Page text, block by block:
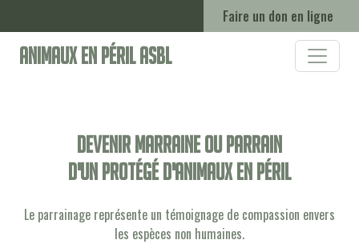
Faire un don en ligne
Animaux en Péril ASBL
Devenir marraine ou parrain
d'un protégé d'animaux en péril
Le parrainage représente un témoignage de compassion envers
les espèces non humaines.